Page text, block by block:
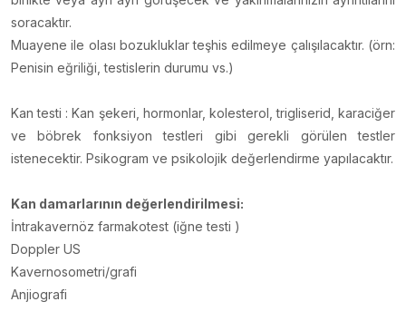
soracaktır.
Muayene ile olası bozukluklar teşhis edilmeye çalışılacaktır. (örn:
Penisin eğriliği, testislerin durumu vs.)
Kan testi : Kan şekeri, hormonlar, kolesterol, trigliserid, karaciğer
ve böbrek fonksiyon testleri gibi gerekli görülen testler
istenecektir. Psikogram ve psikolojik değerlendirme yapılacaktır.
Kan damarlarının değerlendirilmesi:
İntrakavernöz farmakotest (iğne testi )
Doppler US
Kavernosometri/grafi
Anjiografi